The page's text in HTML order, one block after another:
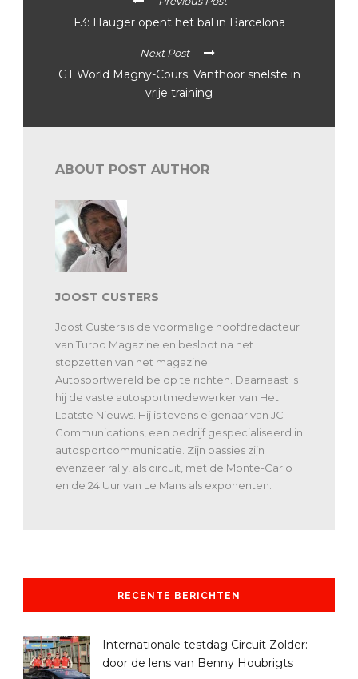
F3: Hauger opent het bal in Barcelona
Next Post
GT World Magny-Cours: Vanthoor snelste in
vrije training
ABOUT POST AUTHOR
JOOST CUSTERS
Joost Custers is de voormalige hoofdredacteur
van Turbo Magazine en besloot na het
stopzetten van het magazine
Autosportwereld.be op te richten. Daarnaast is
hij de vaste autosportmedewerker van Het
Laatste Nieuws. Hij is tevens eigenaar van JC-
Communications, een bedrijf gespecialiseerd in
autosportcommunicatie. Zijn passies zijn
evenzeer rally, als circuit, met de Monte-Carlo
en de 24 Uur van Le Mans als exponenten.
RECENTE BERICHTEN
Internationale testdag Circuit Zolder:
door de lens van Benny Houbrigts